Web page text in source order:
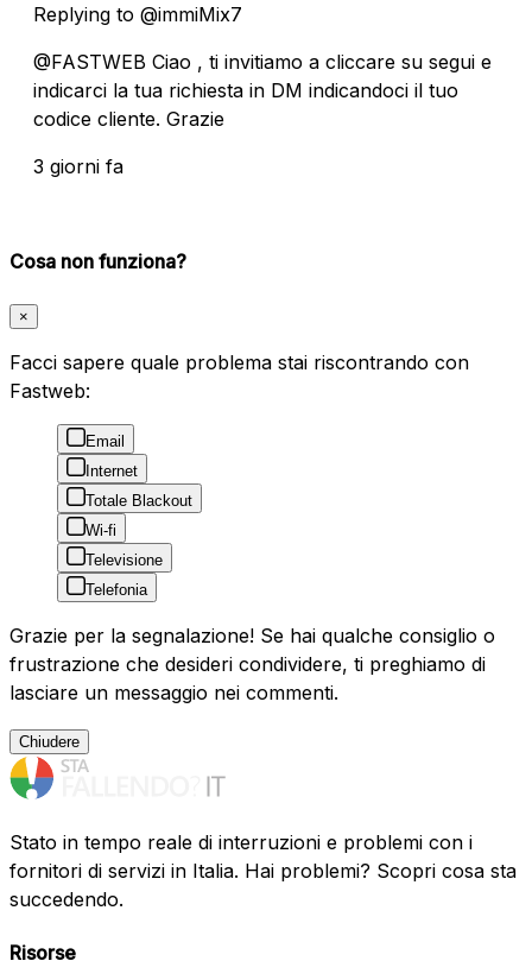
Replying to @immiMix7
@FASTWEB Ciao , ti invitiamo a cliccare su segui e
indicarci la tua richiesta in DM indicandoci il tuo
codice cliente. Grazie
3 giorni fa
Cosa non funziona?
×
Facci sapere quale problema stai riscontrando con
Fastweb:
Email
Internet
Totale Blackout
Wi-fi
Televisione
Telefonia
Grazie per la segnalazione! Se hai qualche consiglio o
frustrazione che desideri condividere, ti preghiamo di
lasciare un messaggio nei commenti.
Chiudere
Stato in tempo reale di interruzioni e problemi con i
fornitori di servizi in Italia. Hai problemi? Scopri cosa sta
succedendo.
Risorse